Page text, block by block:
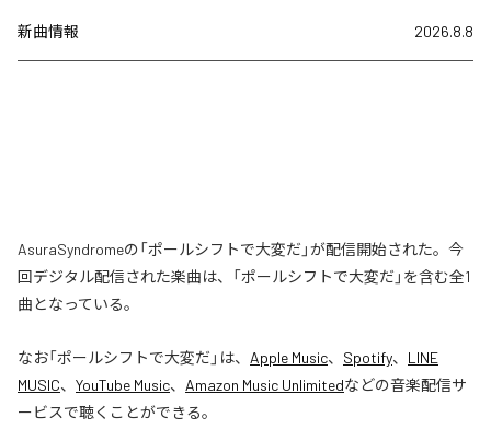
新曲情報 2026.8.8
AsuraSyndromeの「ポールシフトで大変だ」が配信開始された。今
回デジタル配信された楽曲は、「ポールシフトで大変だ」を含む全1
曲となっている。
なお「ポールシフトで大変だ 」は、 Apple Music、 Spotify、 LINE
MUSIC、 YouTube Music、 Amazon Music Unlimitedなどの音楽配信サ
ービスで聴くことができる。